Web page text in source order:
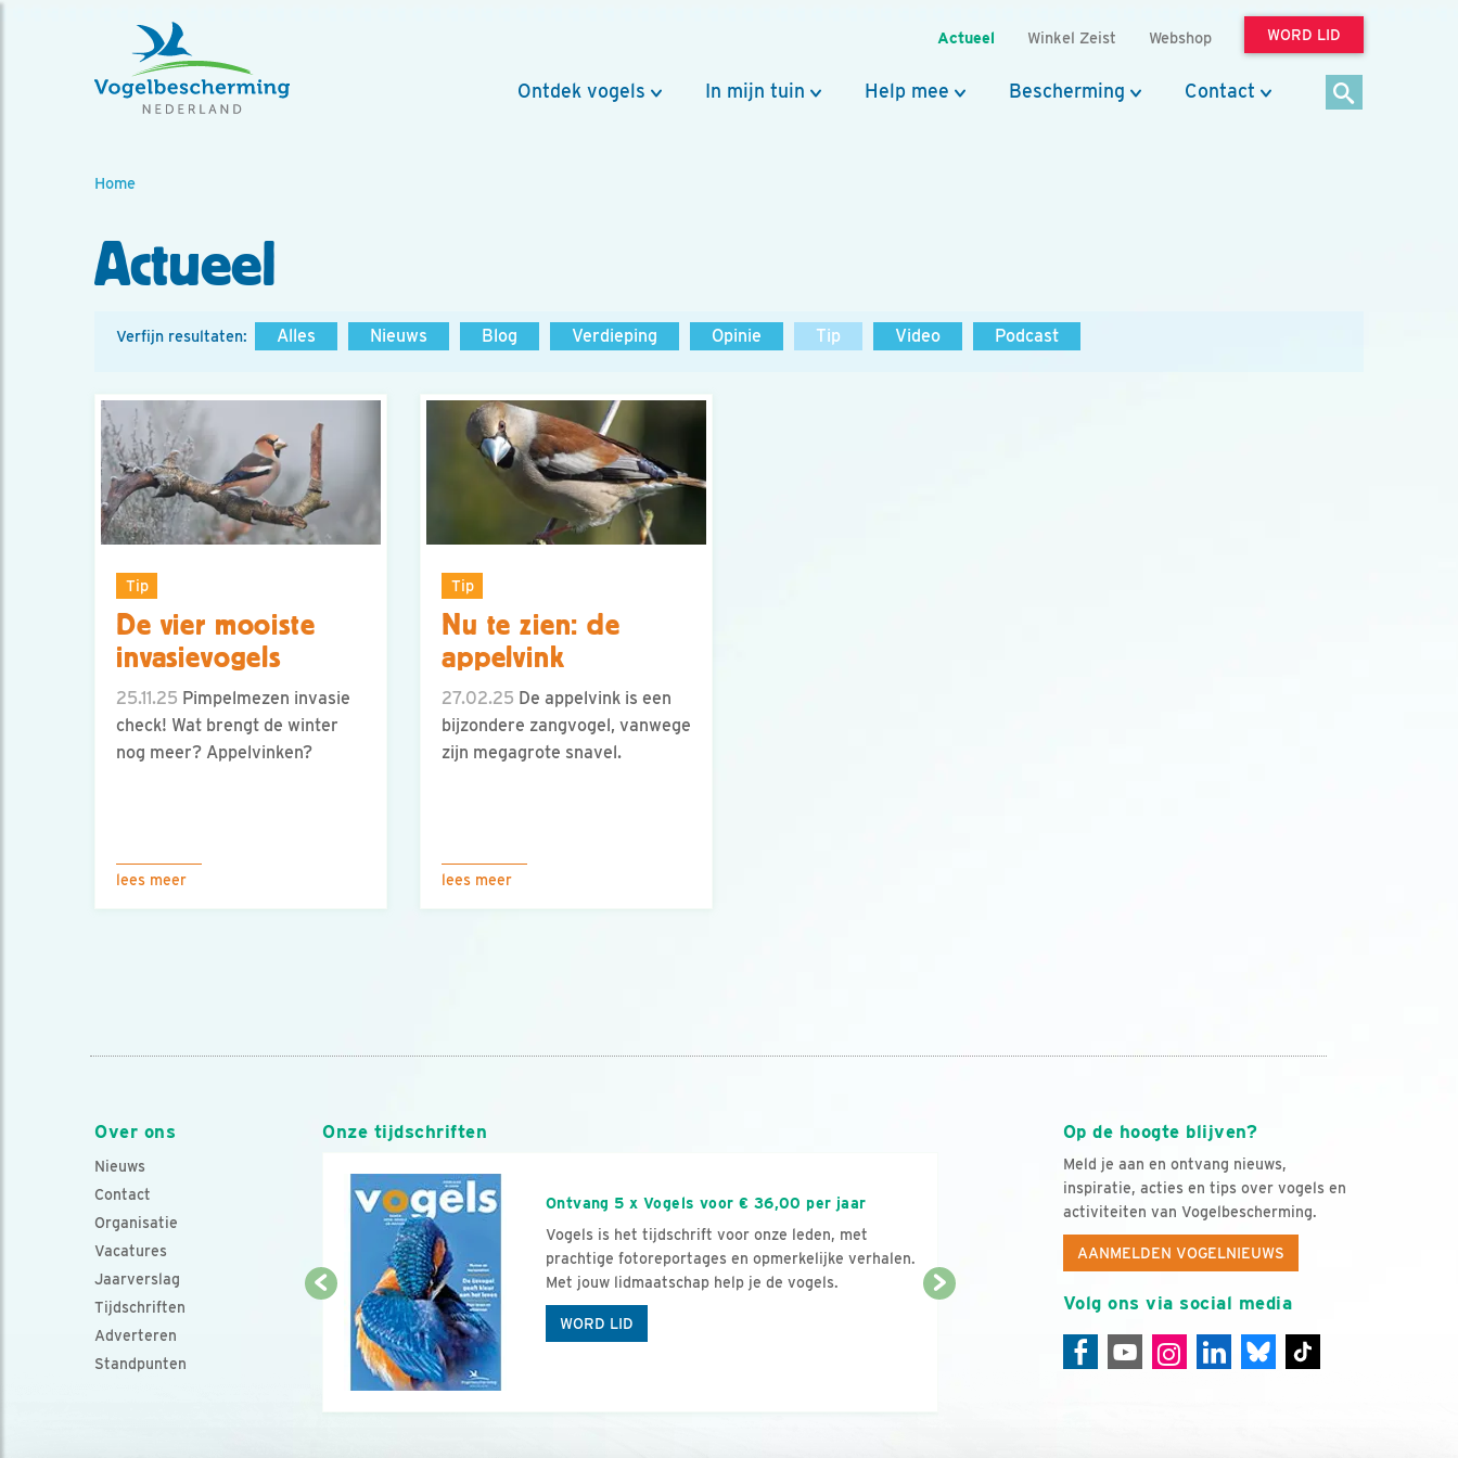
Actueel Winkel Zeist Webshop WORD LID
Ontdek vogels In mijn tuin Help mee Bescherming Contact
Home
Actueel
Verfijn resultaten: Alles Nieuws Blog Verdieping Opinie Tip Video Podcast
Tip
De vier mooiste
invasievogels
25.11.25 Pimpelmezen invasie
check! Wat brengt de winter
nog meer? Appelvinken?
lees meer
Tip
Nu te zien: de
appelvink
27.02.25 De appelvink is een
bijzondere zangvogel, vanwege
zijn megagrote snavel.
lees meer
Over ons
Nieuws
Contact
Organisatie
Vacatures
Jaarverslag
Tijdschriften
Adverteren
Standpunten
Op de hoogte blijven?
Meld je aan en ontvang nieuws,
inspiratie, acties en tips over vogels en
activiteiten van Vogelbescherming.
AANMELDEN VOGELNIEUWS
Volg ons via social media
Onze tijdschriften
Ontvang 5 x Vogels voor € 36,00 per jaar
Vogels is het tijdschrift voor onze leden, met
prachtige fotoreportages en opmerkelijke verhalen.
Met jouw lidmaatschap help je de vogels.
WORD LID